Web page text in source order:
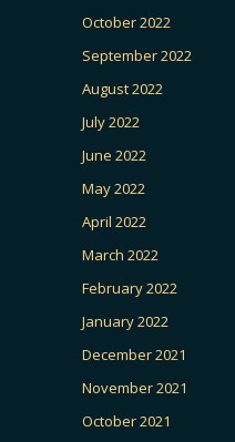
October 2022
September 2022
August 2022
July 2022
June 2022
May 2022
April 2022
March 2022
February 2022
January 2022
December 2021
November 2021
October 2021